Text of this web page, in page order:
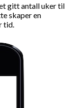
gitt antall uker til
skaper en
tid.